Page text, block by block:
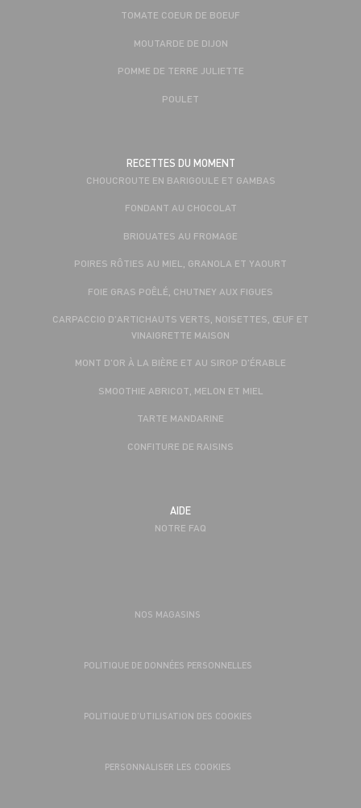
TOMATE COEUR DE BOEUF
MOUTARDE DE DIJON
POMME DE TERRE JULIETTE
POULET
RECETTES DU MOMENT
CHOUCROUTE EN BARIGOULE ET GAMBAS
FONDANT AU CHOCOLAT
BRIOUATES AU FROMAGE
POIRES RÔTIES AU MIEL, GRANOLA ET YAOURT
FOIE GRAS POÊLÉ, CHUTNEY AUX FIGUES
CARPACCIO D'ARTICHAUTS VERTS, NOISETTES, ŒUF ET
VINAIGRETTE MAISON
MONT D'OR À LA BIÈRE ET AU SIROP D'ÉRABLE
SMOOTHIE ABRICOT, MELON ET MIEL
TARTE MANDARINE
CONFITURE DE RAISINS
AIDE
NOTRE FAQ
NOS MAGASINS
POLITIQUE DE DONNÉES PERSONNELLES
POLITIQUE D’UTILISATION DES COOKIES
PERSONNALISER LES COOKIES